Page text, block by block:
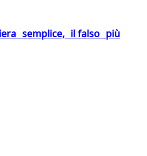
semplice, il falso più